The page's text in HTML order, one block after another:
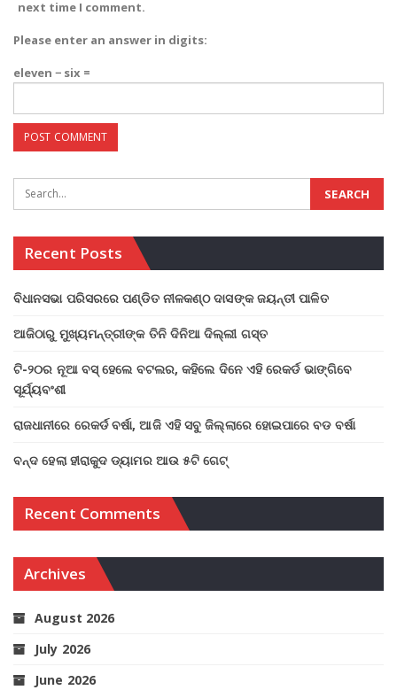
next time I comment.
Please enter an answer in digits:
eleven − six =
Recent Posts
ବିଧାନସଭା ପରିସରରେ ପଣ୍ଡିତ ନୀଳକଣ୍ଠ ଦାସଙ୍କ ଜୟନ୍ତୀ ପାଳିତ
ଆଜିଠାରୁ ମୁଖ୍ୟମନ୍ତ୍ରୀଙ୍କ ତିନି ଦିନିଆ ଦିଲ୍ଲୀ ଗସ୍ତ
ଟି-୨୦ର ନୂଆ ବସ୍ ହେଲେ ବଟଲର, କହିଲେ ଦିନେ ଏହି ରେକର୍ଡ ଭାଙ୍ଗିବେ
ସୂର୍ଯ୍ୟବଂଶୀ
ରାଜଧାନୀରେ ରେକର୍ଡ ବର୍ଷା, ଆଜି ଏହି ସବୁ ଜିଲ୍ଲାରେ ହୋଇପାରେ ବଡ ବର୍ଷା
ବନ୍ଦ ହେଲା ହୀରାକୁଦ ଡ୍ୟାମର ଆଉ ୫ଟି ଗେଟ୍
Recent Comments
Archives
August 2026
July 2026
June 2026